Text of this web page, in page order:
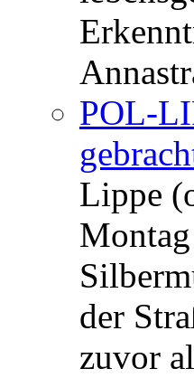
POL-
Lippe
der
zuvor